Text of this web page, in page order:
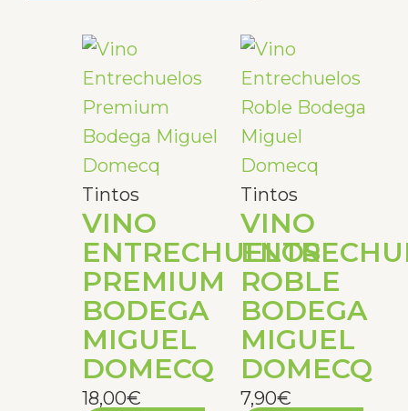
Tintos
VINO
ENTRECHUELOS
PREMIUM
BODEGA
MIGUEL
DOMECQ
18,00€
Tintos
VINO
ROBLE
BODEGA
MIGUEL
DOMECQ
7,90€